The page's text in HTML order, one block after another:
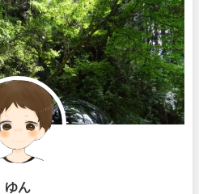
ゆん